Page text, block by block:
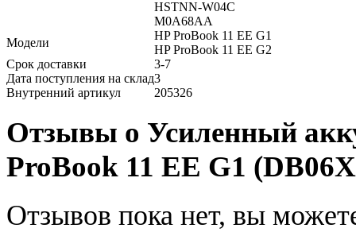
HSTNN-W04C
M0A68AA
Модели
HP ProBook 11 EE G1
HP ProBook 11 EE G2
Срок доставки
3-7
Дата поступления на склад3
Внутренний артикул
205326
Отзывы о Усиленный
ProBook 11 EE G1
Отзывов пока нет, вы